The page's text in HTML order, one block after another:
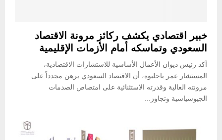
خبير اقتصادي يكشف ركائز مرونة الاقتصاد
السعودي وتماسكه أمام الأزمات الإقليمية
أكد رئيس ديوان الأعمال الأساسية للاستشارات الاقتصادية،
المستشار عمر باحليوه، أن الاقتصاد السعودي برهن مجدداً على
مرونته العالية وقدرته الاستثنائية على امتصاص الصدمات
الجيوسياسية وتجاوز...